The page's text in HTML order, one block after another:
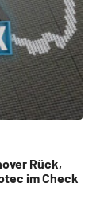
Rück,
im Check